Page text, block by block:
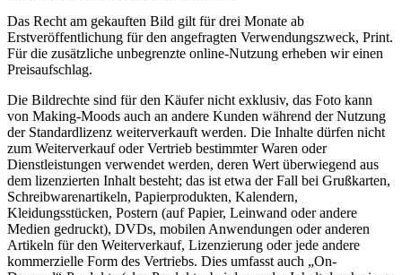
Das Recht am gekauften Bild gilt für drei Monate ab
Erstveröffentlichung für den angefragten Verwendungszweck, Print.
Für die zusätzliche unbegrenzte online-Nutzung erheben wir einen
Preisaufschlag.
Die Bildrechte sind für den Käufer nicht exklusiv, das Foto kann
von Making-Moods auch an andere Kunden während der Nutzung
der Standardlizenz weiterverkauft werden. Die Inhalte dürfen nicht
zum Weiterverkauf oder Vertrieb bestimmter Waren oder
Dienstleistungen verwendet werden, deren Wert überwiegend aus
dem lizenzierten Inhalt besteht; das ist etwa der Fall bei Grußkarten,
Schreibwarenartikeln, Papierprodukten, Kalendern,
Kleidungsstücken, Postern (auf Papier, Leinwand oder andere
Medien gedruckt), DVDs, mobilen Anwendungen oder anderen
Artikeln für den Weiterverkauf, Lizenzierung oder jede andere
kommerzielle Form des Vertriebs. Dies umfasst auch „On-